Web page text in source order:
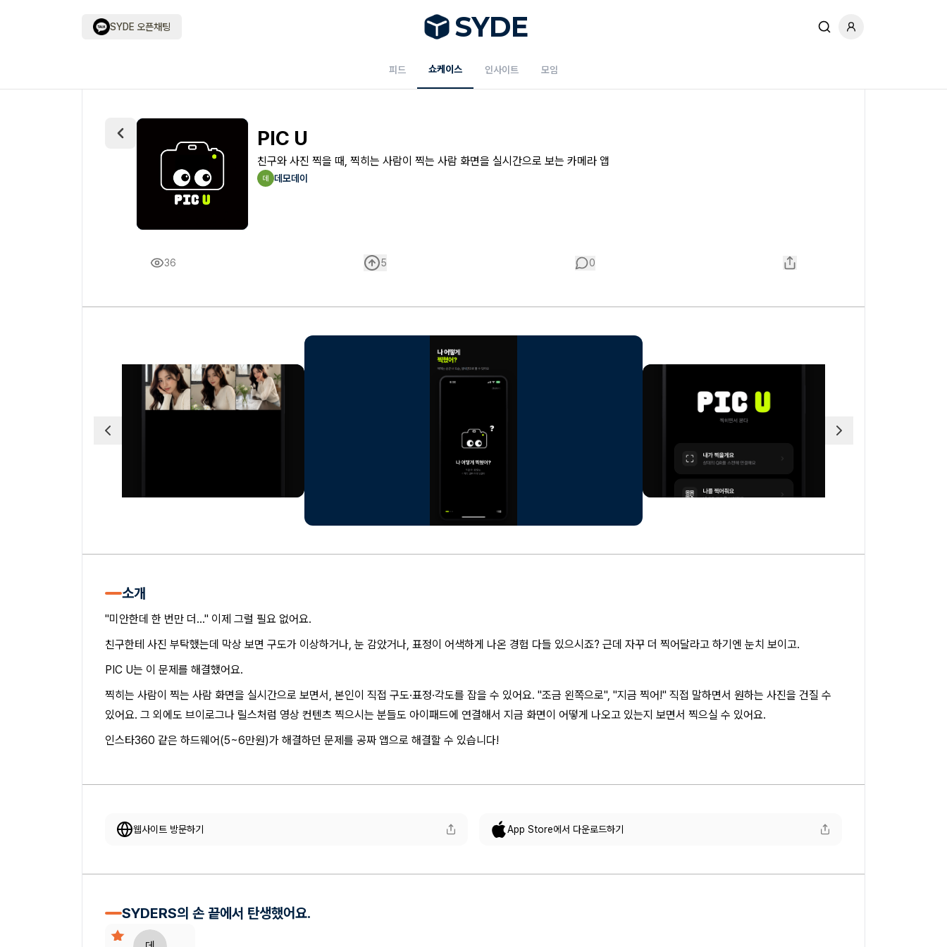
SYDE 오픈채팅 SYDE
피드 쇼케이스 인사이트 모임
PIC U
친구와 사진 찍을 때, 찍히는 사람이 찍는 사람 화면을 실시간으로 보는 카메라 앱
데모데이
36 5 0
소개
"미안한데 한 번만 더..." 이제 그럴 필요 없어요.
친구한테 사진 부탁했는데 막상 보면 구도가 이상하거나, 눈 감았거나, 표정이 어색하게 나온 경험 다들 있으시죠? 근데 자꾸 더 찍어달라고 하기엔 눈치 보이고.
PIC U는 이 문제를 해결했어요.
찍히는 사람이 찍는 사람 화면을 실시간으로 보면서, 본인이 직접 구도·표정·각도를 잡을 수 있어요. "조금 왼쪽으로", "지금 찍어!" 직접 말하면서 원하는 사진을 건질 수
있어요. 그 외에도 브이로그나 릴스처럼 영상 컨텐츠 찍으시는 분들도 아이패드에 연결해서 지금 화면이 어떻게 나오고 있는지 보면서 찍으실 수 있어요.
인스타360 같은 하드웨어(5~6만원)가 해결하던 문제를 공짜 앱으로 해결할 수 있습니다!
웹사이트 방문하기 App Store에서 다운로드하기
SYDERS의 손 끝에서 탄생했어요.